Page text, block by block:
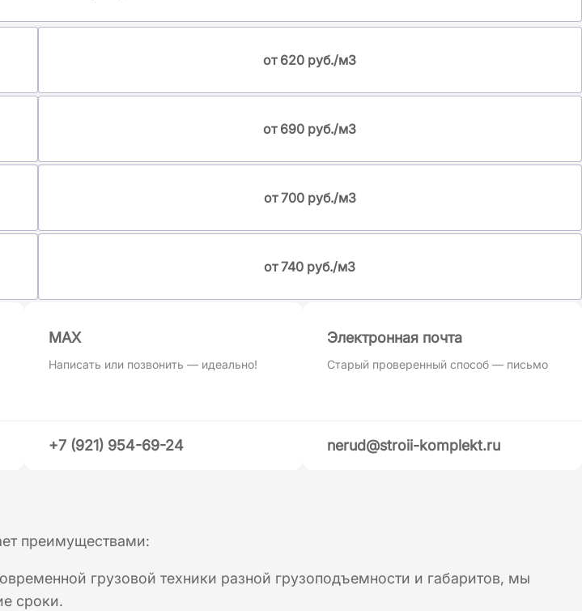
от 620 руб./м3
от 690 руб./м3
от 700 руб./м3
от 740 руб./м3
MAХ
Написать или позвонить — идеально!
+7 (921) 954-69-24
Электронная почта
Старый проверенный способ — письмо
nerud@stroii-komplekt.ru
преимуществами:
грузовой техники разной грузоподъемности и габаритов, мы
сроки.